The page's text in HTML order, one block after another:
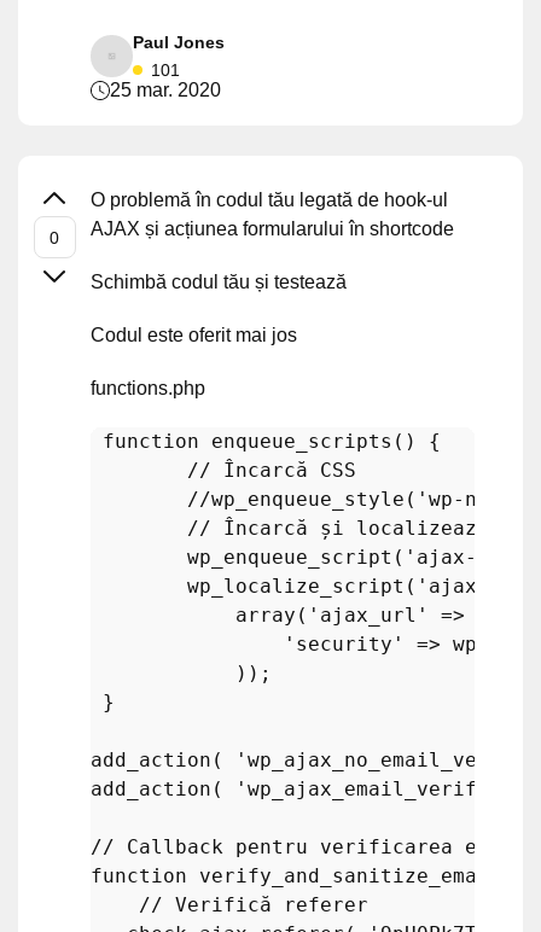
Paul Jones
101
25 mar. 2020
O problemă în codul tău legată de hook-ul
AJAX și acțiunea formularului în shortcode
Schimbă codul tău și testează
Codul este oferit mai jos
functions.php
function enqueue_scripts ( ) {
// Încarcă CSS
//wp_enqueue_style('wp-
// Încarcă și localizează JS
wp_enqueue_script ( 'ajax-
wp_localize_script ( 'ajax-
array ( 'ajax_url' =>
'security'
=>
            ));
}
add_action (
add_action (
// Callback pentru verificarea
function
// Verifică referer